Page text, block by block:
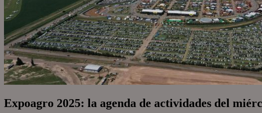
Expoagro 2025: la agenda de actividades del